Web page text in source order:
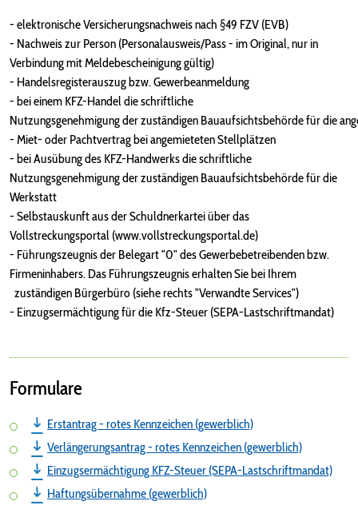
- elektronische Versicherungsnachweis nach §49 FZV (EVB)
- Nachweis zur Person (Personalausweis/Pass - im Original, nur in
Verbindung mit Meldebescheinigung gültig)
- Handelsregisterauszug bzw. Gewerbeanmeldung
- bei einem KFZ-Handel die schriftliche
Nutzungsgenehmigung der zuständigen Bauaufsichtsbehörde für die
- Miet- oder Pachtvertrag bei angemieteten Stellplätzen
- bei Ausübung des KFZ-Handwerks die schriftliche
Nutzungsgenehmigung der zuständigen Bauaufsichtsbehörde für die
Werkstatt
- Selbstauskunft aus der Schuldnerkartei über das
Vollstreckungsportal (www.vollstreckungsportal.de)
- Führungszeugnis der Belegart "0" des Gewerbebetreibenden bzw.
Firmeninhabers. Das Führungszeugnis erhalten Sie bei Ihrem
zuständigen Bürgerbüro (siehe rechts "Verwandte Services")
- Einzugsermächtigung für die Kfz-Steuer (SEPA-Lastschriftmandat)
Formulare
Erstantrag - rotes Kennzeichen (gewerblich)
Verlängerungsantrag - rotes Kennzeichen (gewerblich)
Einzugsermächtigung KFZ-Steuer (SEPA-Lastschriftmandat)
Haftungsübernahme (gewerblich)